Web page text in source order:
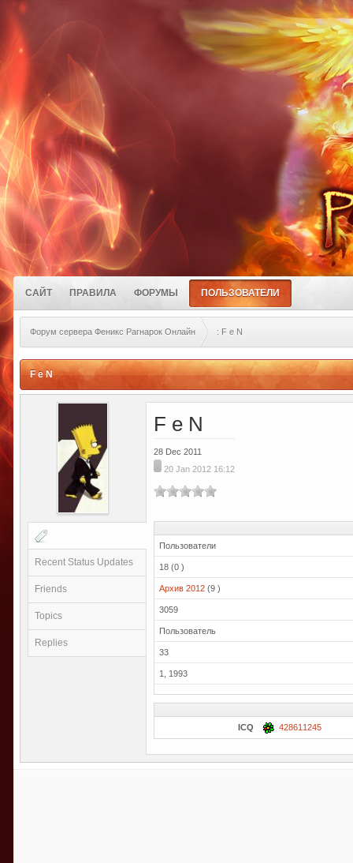
САЙТ ПРАВИЛА ФОРУМЫ ПОЛЬЗОВАТЕЛИ
Форум сервера Феникс Рагнарок Онлайн : F e N
F e N
Recent Status Updates
Friends
Topics
Replies
F e N
28 Dec 2011
20 Jan 2012 16:12
Пользователи
18 (0 )
Архив 2012 (9 )
3059
Пользователь
33
1, 1993
ICQ 428611245